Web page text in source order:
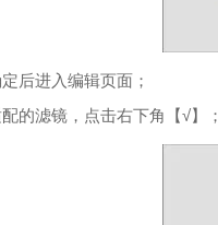
后进入编辑页面；
的滤镜，点击右下角【√】；